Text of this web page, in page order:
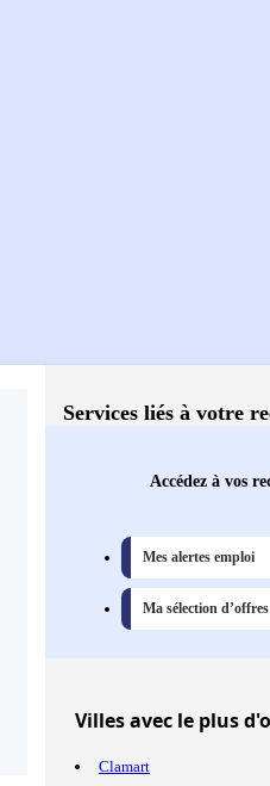
Services liés à votre
Accédez à vos
Mes alertes emploi
Ma sélection d’offres
Villesavec le plus
Clamart